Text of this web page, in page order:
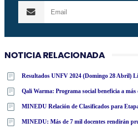
NOTICIA RELACIONADA